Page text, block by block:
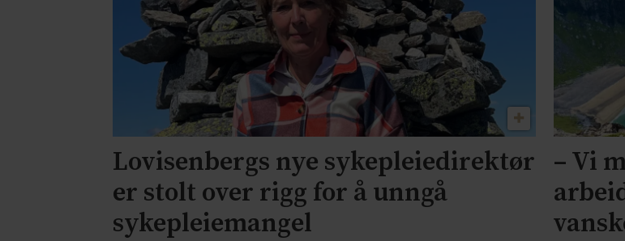
Lovisenbergs nye sykepleiedirektør
er stolt over rigg for å unngå
sykepleiemangel
– Vi